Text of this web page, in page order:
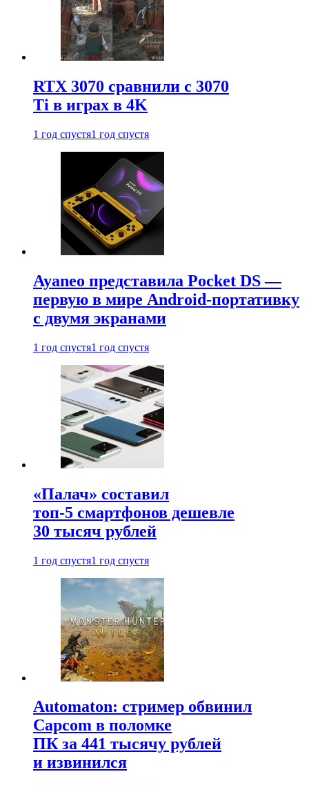
RTX 3070 сравнили с 3070
Ti в играх в 4K
1 год спустя1 год спустя
Ayaneo представила Pocket DS —
первую в мире Android-портативку
с двумя экранами
1 год спустя1 год спустя
«Палач» составил
топ-5 смартфонов дешевле
30 тысяч рублей
1 год спустя1 год спустя
Automaton: стример обвинил
Capcom в поломке
ПК за 441 тысячу рублей
и извинился